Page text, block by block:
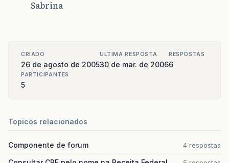
Sabrina
CRIADO
26 de agosto de 2005
ULTIMA RESPOSTA
30 de mar. de 2006
RESPOSTAS
6
PARTICIPANTES
5
Topicos relacionados
Componente de forum 4 respostas